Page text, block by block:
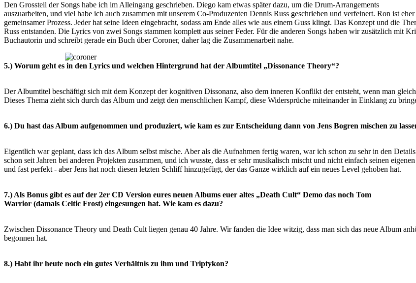
Den Grossteil der Songs habe ich im Alleingang geschrieben. Diego kam etwas später dazu, um die Drum-Arrangements
auszuarbeiten, und viel habe ich auch zusammen mit unserem Co-Produzenten Dennis Russ geschrieben und verfeinert. Ron ist
gemeinsamer Prozess. Jeder hat seine Ideen eingebracht, sodass am Ende alles wie aus einem Guss klingt. Das Konzept und die
Russ entstanden. Die Lyrics von zwei Songs stammen komplett aus seiner Feder. Für die anderen Songs haben wir zusätzlich mit
Buchautorin und schreibt gerade ein Buch über Coroner, daher lag die Zusammenarbeit nahe.
5.) Worum geht es in den Lyrics und welchen Hintergrund hat der Albumtitel „Dissonance Theory“?
Der Albumtitel beschäftigt sich mit dem Konzept der kognitiven Dissonanz, also dem inneren Konflikt der entsteht, wenn man
Dieses Thema zieht sich durch das Album und zeigt den menschlichen Kampf, diese Widersprüche miteinander in Einklang zu
6.) Du hast das Album aufgenommen und produziert, wie kam es zur Entscheidung dann von Jens Bogren mischen zu
Eigentlich war geplant, dass ich das Album selbst mische. Aber als die Aufnahmen fertig waren, war ich schon zu sehr in den
schon seit Jahren bei anderen Projekten zusammen, und ich wusste, dass er sehr musikalisch mischt und nicht einfach seinen
und fast perfekt - aber Jens hat noch diesen letzten Schliff hinzugefügt, der das Ganze wirklich auf ein neues Level gehoben hat.
7.) Als Bonus gibt es auf der 2er CD Version eures neuen Albums euer altes „Death Cult“ Demo das noch Tom
Warrior (damals Celtic Frost) eingesungen hat. Wie kam es dazu?
Zwischen Dissonance Theory und Death Cult liegen genau 40 Jahre. Wir fanden die Idee witzig, dass man sich das neue Album
begonnen hat.
8.) Habt ihr heute noch ein gutes Verhältnis zu ihm und Triptykon?